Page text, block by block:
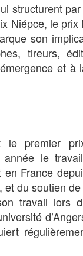
structurent
Niépce, le prix
son
tireurs,
et à
premier
le
France
du soutien de
travail lors
et libère une
de son
dans un
Havana